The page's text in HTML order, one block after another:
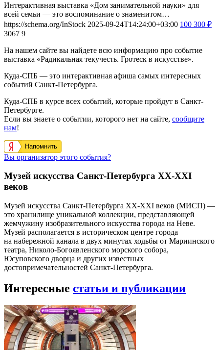
Интерактивная выставка «Дом занимательной науки» для
всей семьи — это воспоминание о знаменитом…
https://schema.org/InStock 2025-09-24T14:24:00+03:00 100 300 ₽
3067 9
На нашем сайте вы найдете всю информацию про событие
выставка «Радикальная текучесть. Гротеск в искусстве».
Куда-СПБ — это интерактивная афиша самых интересных
событий Санкт-Петербурга.
Куда-СПБ в курсе всех событий, которые пройдут в Санкт-
Петербурге.
Если вы знаете о событии, которого нет на сайте, сообщите
нам!
Напомнить
Вы организатор этого события?
Музей искусства Санкт-Петербурга ХХ-ХХI
веков
Музей искусства Санкт-Петербурга ХХ-ХХI веков (МИСП) —
это хранилище уникальной коллекции, представляющей
жемчужину изобразительного искусства города на Неве.
Музей располагается в историческом центре города
на набережной канала в двух минутах ходьбы от Мариинского
театра, Николо-Богоявленского морского собора,
Юсуповского дворца и других известных
достопримечательностей Санкт-Петербурга.
Интересные статьи и публикации